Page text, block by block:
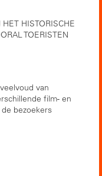
HISTORISCHE
TOERISTEN
van
film- en
bezoekers